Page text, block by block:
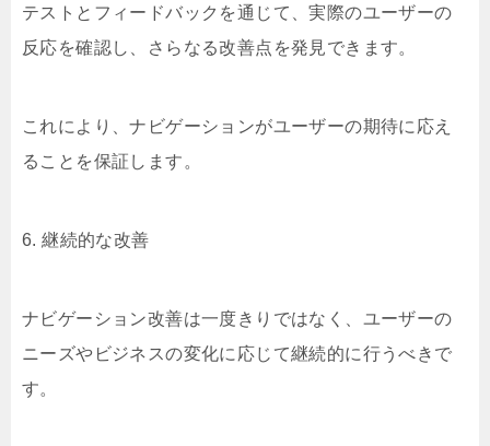
テストとフィードバックを通じて、実際のユーザーの
反応を確認し、さらなる改善点を発見できます。
これにより、ナビゲーションがユーザーの期待に応え
ることを保証します。
6. 継続的な改善
ナビゲーション改善は一度きりではなく、ユーザーの
ニーズやビジネスの変化に応じて継続的に行うべきで
す。